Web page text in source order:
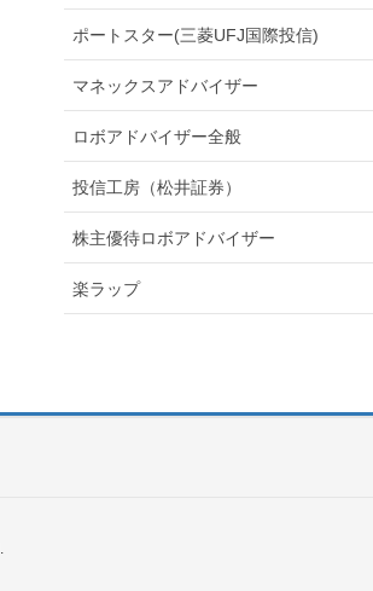
ポートスター(三菱UFJ国際投信)
マネックスアドバイザー
ロボアドバイザー全般
投信工房（松井証券）
株主優待ロボアドバイザー
楽ラップ